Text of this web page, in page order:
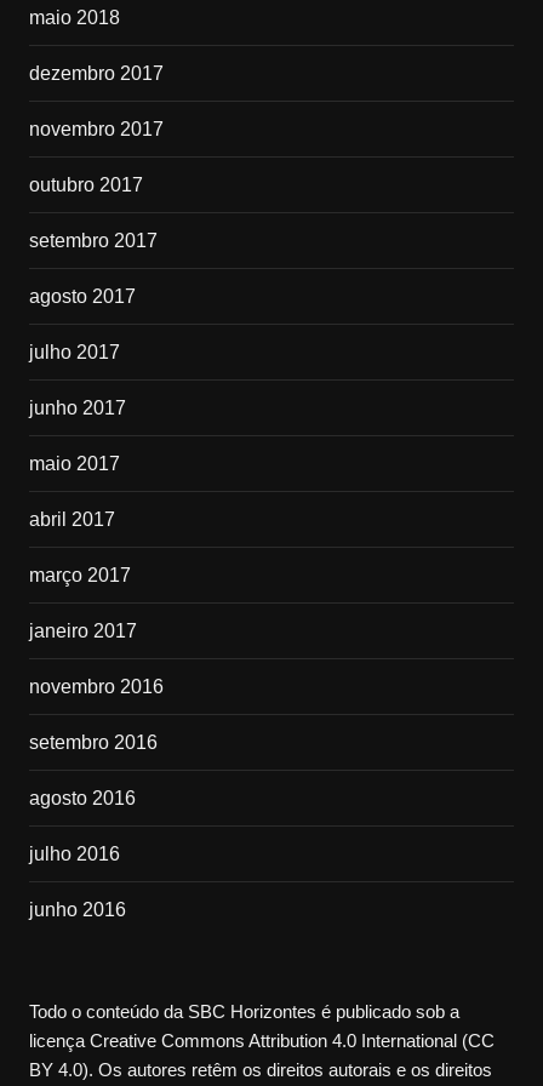
maio 2018
dezembro 2017
novembro 2017
outubro 2017
setembro 2017
agosto 2017
julho 2017
junho 2017
maio 2017
abril 2017
março 2017
janeiro 2017
novembro 2016
setembro 2016
agosto 2016
julho 2016
junho 2016
Todo o conteúdo da SBC Horizontes é publicado sob a
licença Creative Commons Attribution 4.0 International (CC
BY 4.0). Os autores retêm os direitos autorais e os direitos